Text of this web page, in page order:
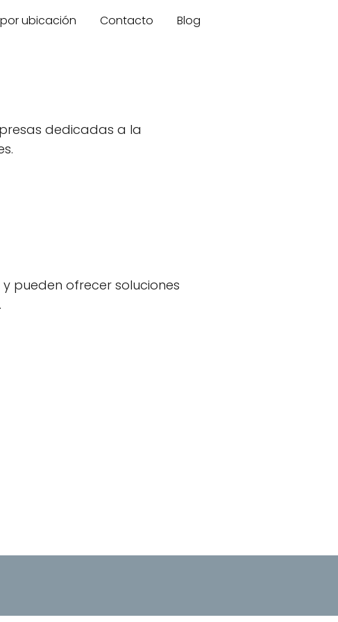
ubicación Contacto Blog
dedicadas a la
pueden ofrecer soluciones
.